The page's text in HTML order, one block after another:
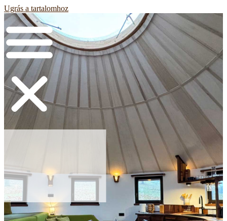
Ugrás a tartalomhoz